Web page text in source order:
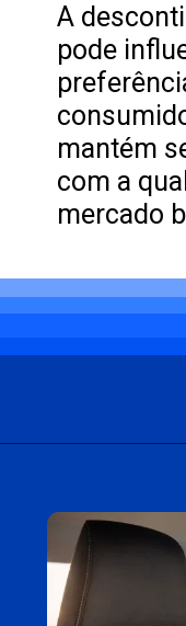
A
pode
mantém
com a
mercado